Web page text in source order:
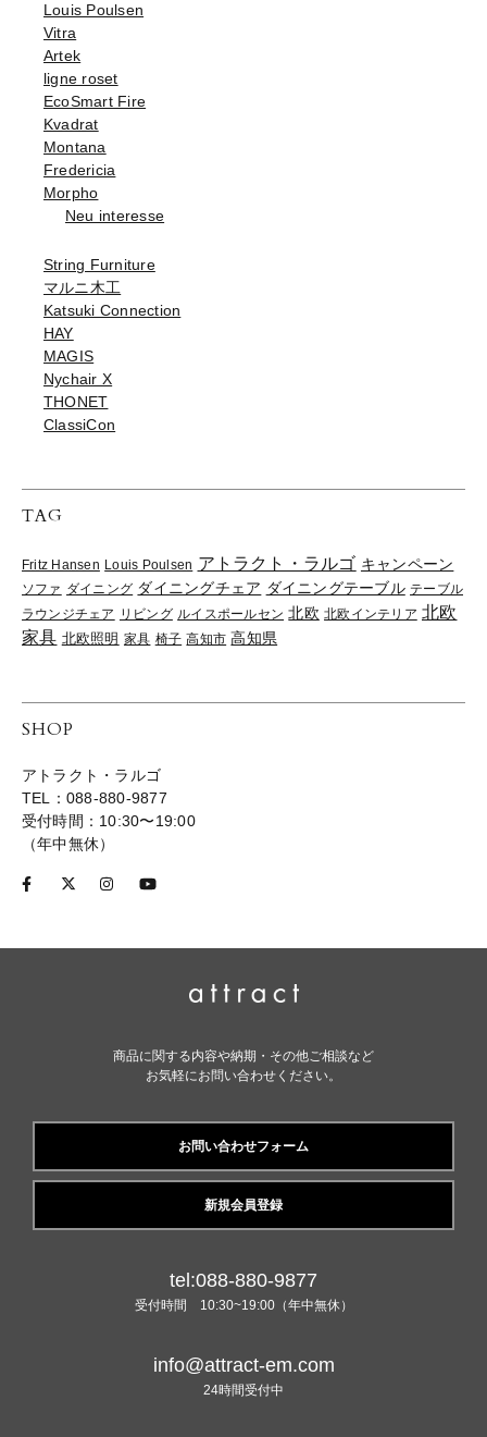
Louis Poulsen
Vitra
Artek
ligne roset
EcoSmart Fire
Kvadrat
Montana
Fredericia
Morpho
Neu interesse
String Furniture
マルニ木工
Katsuki Connection
HAY
MAGIS
Nychair X
THONET
ClassiCon
TAG
Fritz Hansen Louis Poulsen アトラクト・ラルゴ キャンペーン
ソファ ダイニング ダイニングチェア ダイニングテーブル テーブル
ラウンジチェア リビング ルイスポールセン 北欧 北欧インテリア 北欧
家具 北欧照明 家具 椅子 高知市 高知県
SHOP
アトラクト・ラルゴ
TEL：088-880-9877
受付時間：10:30〜19:00
（年中無休）
商品に関する内容や納期・その他ご相談など
お気軽にお問い合わせください。
お問い合わせフォーム
新規会員登録
tel:088-880-9877
受付時間 10:30~19:00（年中無休）
info@attract-em.com
24時間受付中